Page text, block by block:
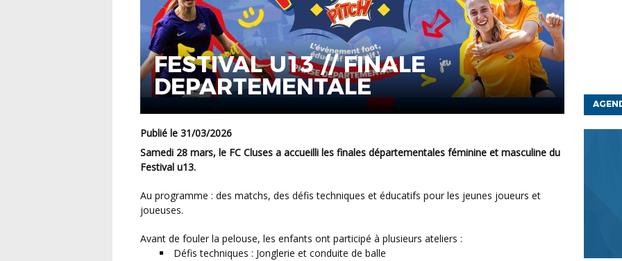
FESTIVAL U13 // FINALE
DEPARTEMENTALE
Publié le 31/03/2026
Samedi 28 mars, le FC Cluses a accueilli les finales départementales féminine et masculine du
Festival u13.
Au programme : des matchs, des défis techniques et éducatifs pour les jeunes joueurs et
joueuses.
Avant de fouler la pelouse, les enfants ont participé à plusieurs ateliers :
Défis techniques : Jonglerie et conduite de balle